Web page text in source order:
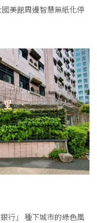
美館周邊智慧無紙化停
行」 種下城市的綠色風